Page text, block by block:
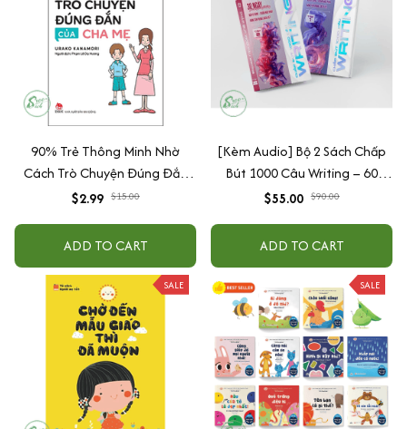
90% Trẻ Thông Minh Nhờ
Cách Trò Chuyện Đúng Đắn
Của Cha Mẹ
$2.99 $15.00
ADD TO CART
[Kèm Audio] Bộ 2 Sách Chấp
Bút 1000 Câu Writing – 60
Ngày Gieo Trồng Tư Duy
$55.00 $90.00
ADD TO CART
SALE SALE